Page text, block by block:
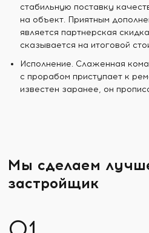
стабильную поставку
на объект. Приятным
является партнерская
сказывается на итоговой
Исполнение. Слаженная
с прорабом приступает к
известен заранее, он
Мы сделаем
застройщик